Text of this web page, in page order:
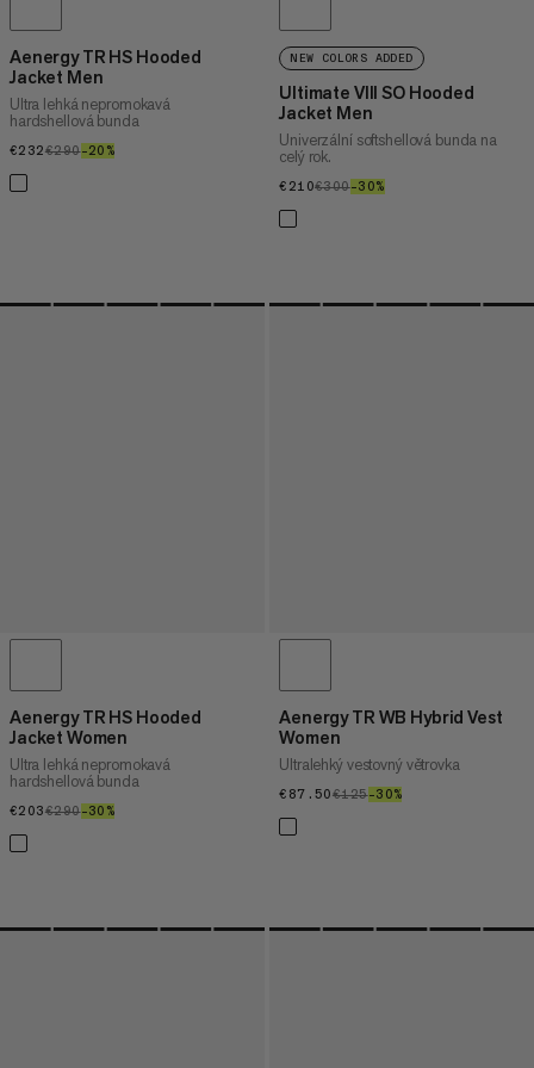
Aenergy TR HS Hooded
Jacket Men
Ultra lehká nepromokavá
hardshellová bunda
€232€232
€290€290
–20%
NEW COLORS ADDED
Ultimate VIII SO Hooded
Jacket Men
Univerzální softshellová bunda na
celý rok.
€210€210
€300€300
–30%
Aenergy TR HS Hooded
Jacket Women
Ultra lehká nepromokavá
hardshellová bunda
€203€203
€290€290
–30%
Aenergy TR WB Hybrid Vest
Women
Ultralehký vestovný větrovka
€87.50€87.50
€125€125
–30%